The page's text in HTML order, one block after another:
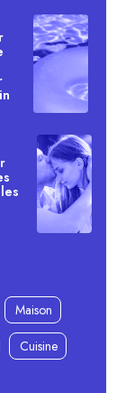
Maison
Cuisine